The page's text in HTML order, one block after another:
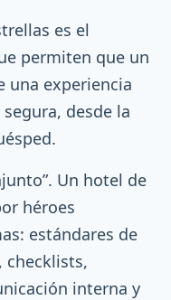
es el
permiten que un
una experiencia
desde la
Un hotel de
héroes
estándares de
checklists,
interna y